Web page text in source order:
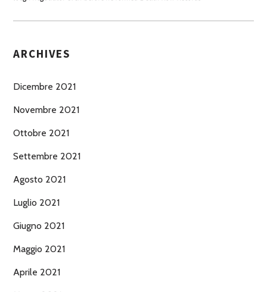
ARCHIVES
Dicembre 2021
Novembre 2021
Ottobre 2021
Settembre 2021
Agosto 2021
Luglio 2021
Giugno 2021
Maggio 2021
Aprile 2021